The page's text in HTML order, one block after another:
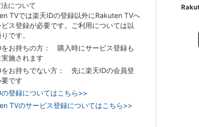
について
TVでは楽天IDの登録以外にRakuten TVへ
ス登録が必要です。ご利用については以
です。
をお持ちの方： 購入時にサービス登録も
施されます
をお持ちでない方： 先に楽天IDの会員登
です
登録についてはこちら>>
TVのサービス登録についてはこちら>>